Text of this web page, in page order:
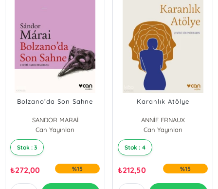
Bolzano’da Son Sahne
SANDOR MARAİ
Can Yayınları
Stok : 3
₺272,00 %15
Karanlık Atölye
ANNİE ERNAUX
Can Yayınları
Stok : 4
₺212,50 %15